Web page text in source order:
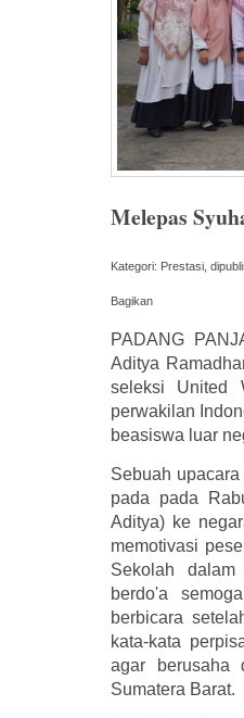
Melepas
Kategori: Prestasi,
Bagikan
PADANG
Aditya
seleksi United
perwakilan
beasiswa luar
Sebuah
pada pada
Aditya) ke
memotivasi
Sekolah
berdo'a
berbicara
kata-kata
agar berusaha
Sumatera Barat.